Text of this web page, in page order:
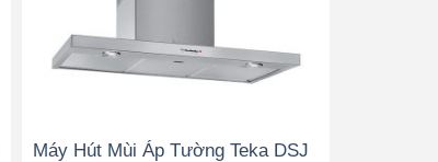
Máy Hút Mùi Áp Tường Teka DSJ